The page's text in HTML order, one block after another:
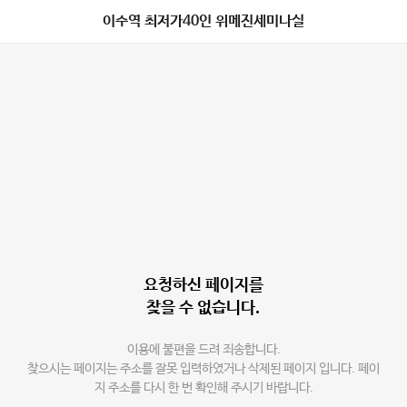
이수역 최저가40인 위메진세미나실
요청하신 페이지를
찾을 수 없습니다.
이용에 불편을 드려 죄송합니다.
찾으시는 페이지는 주소를 잘못 입력하였거나 삭제된 페이지 입니다. 페이
지 주소를 다시 한 번 확인해 주시기 바랍니다.